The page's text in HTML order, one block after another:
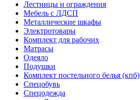
Лестницы и ограждения
Мебель с ЛДСП
Металлические шкафы
Электротовары
Комплект для рабочих
Матрасы
Одеяло
Подушки
Комплект постельного белья (кпб)
Спецобувь
Спецодежда